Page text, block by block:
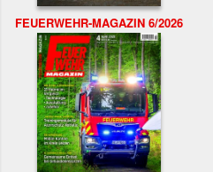
FEUERWEHR-MAGAZIN 6/2026